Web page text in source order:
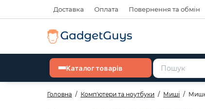
Доставка Оплата Повернення та обмін
Каталог товарів
Головна Комп'ютери та ноутбуки Миші